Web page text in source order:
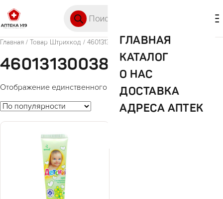
ГЛАВНАЯ
КАТАЛОГ
О НАС
ДОСТАВКА
АДРЕСА АПТЕК
Главная / Товар Штрихкод / 4601313003861
4601313003861
Отображение единственного товара